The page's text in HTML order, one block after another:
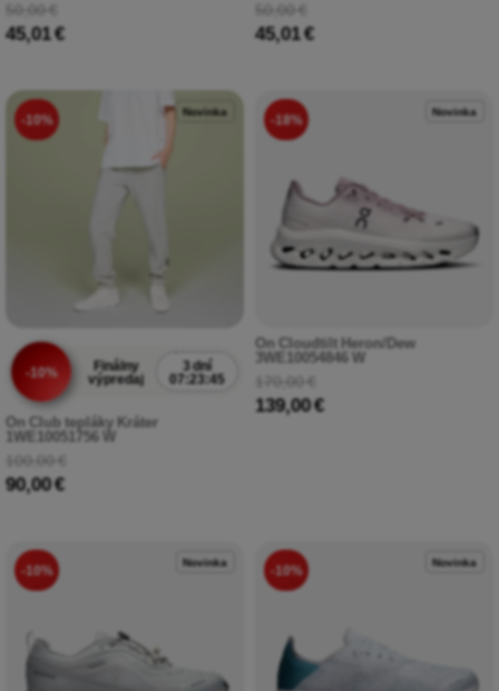
50,00 €
45,01 €
50,00 €
45,01 €
-10%
Novinka
-10%
Finálny
výpredaj
3 dní
07:23:43
On Club tepláky Kráter
1WE10051756 W
100,00 €
90,00 €
-18%
Novinka
On Cloudtilt Heron/Dew
3WE10054846 W
170,00 €
139,00 €
-10%
Novinka
-10%
Novinka